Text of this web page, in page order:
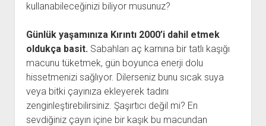
kullanabileceğinizi biliyor musunuz?
Günlük yaşamınıza Kırıntı 2000’i dahil etmek
oldukça basit.Sabahları aç karnına bir tatlı kaşığı
macunu tüketmek, gün boyunca enerji dolu
hissetmenizi sağlıyor. Dilerseniz bunu sıcak suya
veya bitki çayınıza ekleyerek tadını
zenginleştirebilirsiniz. Şaşırtıcı değil mi? En
sevdiğiniz çayın içine bir kaşık bu macundan